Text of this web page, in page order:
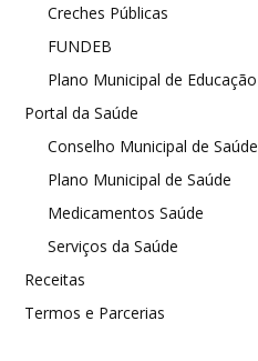
Creches Públicas
FUNDEB
Plano Municipal de Educação
Portal da Saúde
Conselho Municipal de Saúde
Plano Municipal de Saúde
Medicamentos Saúde
Serviços da Saúde
Receitas
Termos e Parcerias